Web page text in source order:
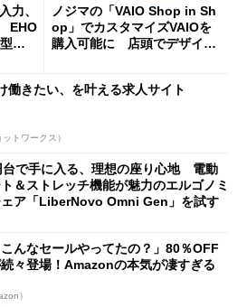
力、
EHO
モ
ノジマの「VAIO Shop in Sh
op」でカスタマイズVAIOを
購入可能に 店頭でデザイン
働きたい、を叶える求人サイト
トワークス）
台で手に入る、理想の座り心地 電動
＆ストレッチ機能が魅力のエルゴノミ
ェア「LiberNovo Omni Gen」を試す
こんなセールやってたの？」80％OFF
続々登場！Amazonの本気が凄すぎる
）